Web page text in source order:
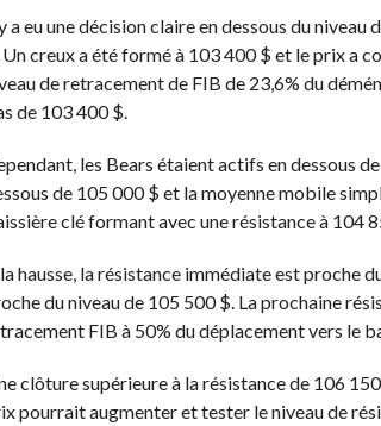
a eu une décision claire en dessous du
Un creux a été formé à 103 400 $ et le prix a
de retracement de FIB de 23,6% du
de 103 400 $.
les Bears étaient actifs en dessous
de 105 000 $ et la moyenne mobile
clé formant avec une résistance à 104
hausse, la résistance immédiate est proche
du niveau de 105 500 $. La prochaine
FIB à 50% du déplacement vers le
clôture supérieure à la résistance de 106
pourrait augmenter et tester le niveau de